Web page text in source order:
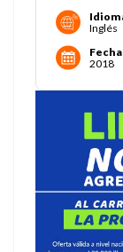
Inglés
2018